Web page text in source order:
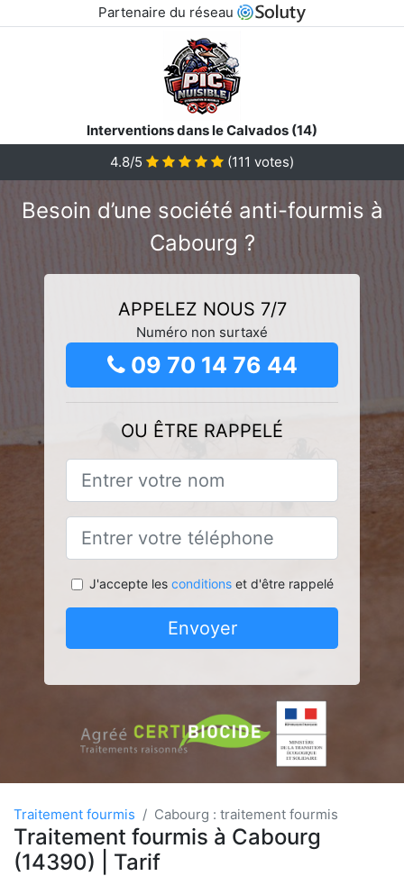
Partenaire du réseau
Interventions dans le Calvados (14)
4.8/5
(111 votes)
Besoin d’une société anti-fourmis à
Cabourg ?
APPELEZ NOUS 7/7
Numéro non surtaxé
09 70 14 76 44
OU ÊTRE RAPPELÉ
J'accepte les conditionset d'être rappelé
Envoyer
Traitement fourmis Cabourg : traitement fourmis
Traitement fourmis à Cabourg
(14390) | Tarif